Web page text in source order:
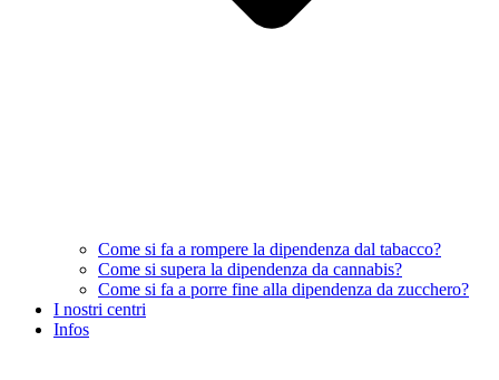
Come si fa a rompere la dipendenza dal tabacco?
Come si supera la dipendenza da cannabis?
Come si fa a porre fine alla dipendenza da zucchero?
I nostri centri
Infos